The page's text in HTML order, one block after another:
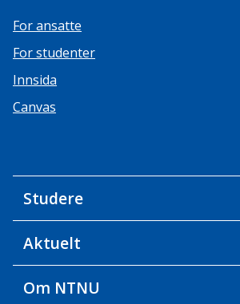
For ansatte
For studenter
Innsida
Canvas
Studere
Aktuelt
Om NTNU